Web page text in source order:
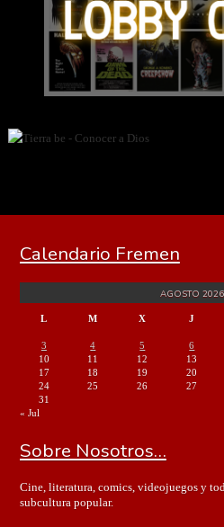
Calendario Fremen
AGOSTO 2026
L M X J
3
4 5 6
10
11 12 13
17
18 19 20
24
25 26 27
31
« Jul
Sobre Nosotros…
Cine, literatura, comics, videojuegos y
subcultura popular.